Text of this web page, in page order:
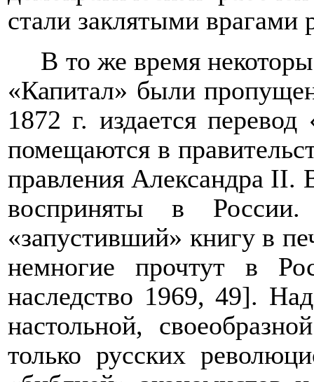
стали заклятыми врагами
В то же время
«Капитал» были
1872 г. издается
помещаются в
правления Александра II.
восприняты в
«запустивший» книгу в
немногие прочтут в
наследство 1969, 49].
настольной,
только русских